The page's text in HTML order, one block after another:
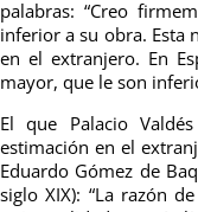
palabras: “Creo
inferior a su obra. Esta
en el extranjero. En
mayor, que le son
El que Palacio
estimación en el
Eduardo Gómez de
siglo XIX): “La razón